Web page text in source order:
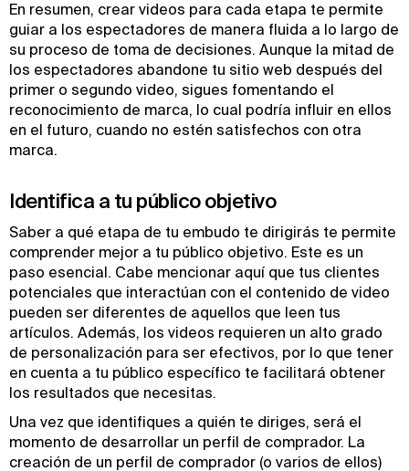
En resumen, crear videos para cada etapa te permite
guiar a los espectadores de manera fluida a lo largo de
su proceso de toma de decisiones. Aunque la mitad de
los espectadores abandone tu sitio web después del
primer o segundo video, sigues fomentando el
reconocimiento de marca, lo cual podría influir en ellos
en el futuro, cuando no estén satisfechos con otra
marca.
Identifica a tu público objetivo
Saber a qué etapa de tu embudo te dirigirás te permite
comprender mejor a tu público objetivo. Este es un
paso esencial. Cabe mencionar aquí que tus clientes
potenciales que interactúan con el contenido de video
pueden ser diferentes de aquellos que leen tus
artículos. Además, los videos requieren un alto grado
de personalización para ser efectivos, por lo que tener
en cuenta a tu público específico te facilitará obtener
los resultados que necesitas.
Una vez que identifiques a quién te diriges, será el
momento de desarrollar un perfil de comprador. La
creación de un perfil de comprador (o varios de ellos)